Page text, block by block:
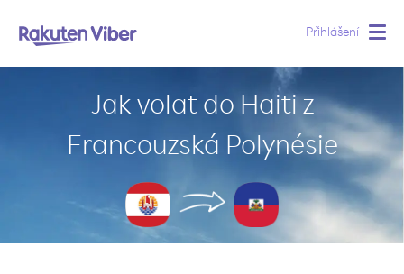
Přihlášení
Jak volat do Haiti z
Francouzská Polynésie